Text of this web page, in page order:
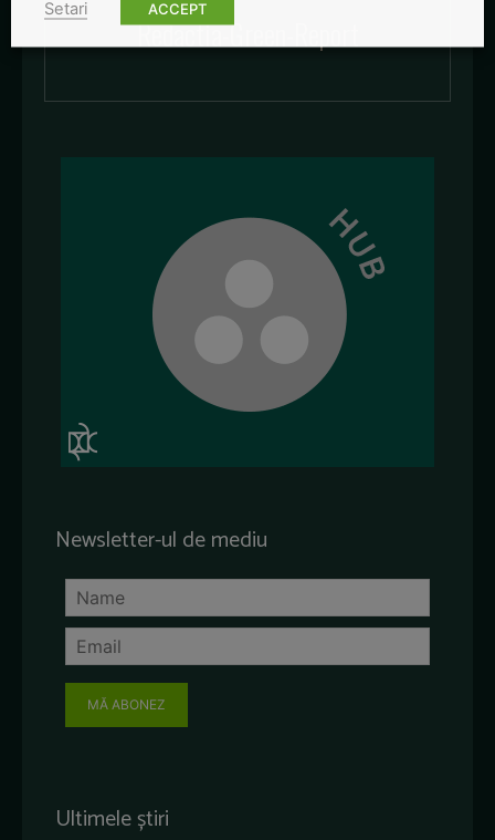
Redactia-Green-Report
Newsletter-ul de mediu
MĂ ABONEZ
Ultimele știri
Setari
ACCEPT